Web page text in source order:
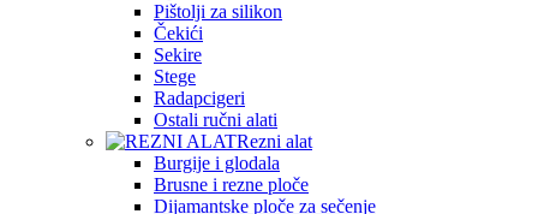
Pištolji za silikon
Čekići
Sekire
Stege
Radapcigeri
Ostali ručni alati
Rezni alat
Burgije i glodala
Brusne i rezne ploče
Dijamantske ploče za sečenje